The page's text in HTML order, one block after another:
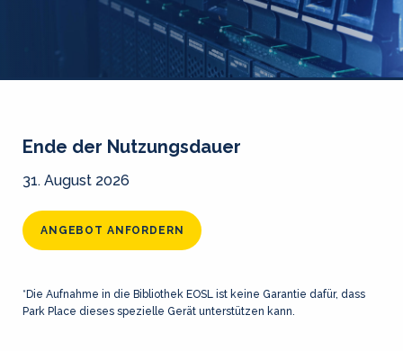
Ende der Nutzungsdauer
31. August 2026
ANGEBOT ANFORDERN
*Die Aufnahme in die Bibliothek EOSL ist keine Garantie dafür, dass
Park Place dieses spezielle Gerät unterstützen kann.